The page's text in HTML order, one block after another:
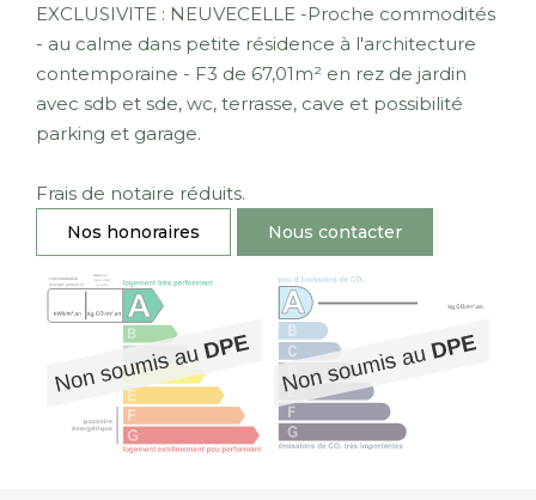
EXCLUSIVITE : NEUVECELLE -Proche commodités
- au calme dans petite résidence à l'architecture
contemporaine - F3 de 67,01m² en rez de jardin
avec sdb et sde, wc, terrasse, cave et possibilité
parking et garage.
Frais de notaire réduits.
Nos honoraires Nous contacter